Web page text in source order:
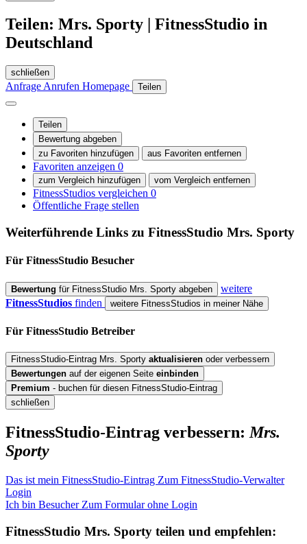
Teilen: Mrs. Sporty | FitnessStudio in
Deutschland
schließen
AnfrageAnrufen Homepage Teilen
Teilen
Bewertung abgeben
zu Favoriten hinzufügen
aus Favoriten entfernen
Favoriten anzeigen 0
zum Vergleich hinzufügen vom Vergleich entfernen
FitnessStudios vergleichen 0
Öffentliche Frage stellen
Weiterführende Links zu FitnessStudio Mrs. Sporty
Für FitnessStudio Besucher
Bewertung für FitnessStudio Mrs. Sporty abgeben
weitere
FitnessStudios finden weitere FitnessStudios in meiner Nähe
Für FitnessStudio Betreiber
FitnessStudio-Eintrag Mrs. Sporty aktualisieren oder verbessern
Bewertungen auf der eigenen Seite einbinden
Premium - buchen für diesen FitnessStudio-Eintrag
schließen
FitnessStudio-Eintrag verbessern: Mrs.
Sporty
Das ist mein FitnessStudio-Eintrag Zum FitnessStudio-Verwalter
Login
Ich bin Besucher Zum Formular ohne Login
FitnessStudio Mrs. Sporty teilen und empfehlen: